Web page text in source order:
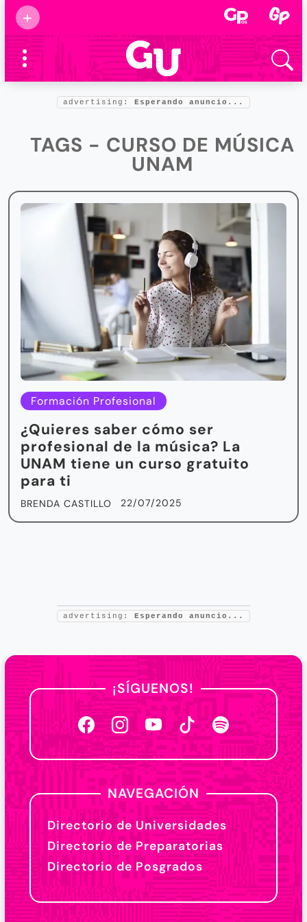
+
Supermamás
2025
Marcas de
confianza
Foro salud
advertising: Esperando anuncio...
TAGS - CURSO DE MÚSICA
UNAM
Formación Profesional
¿Quieres saber cómo ser
profesional de la música? La
UNAM tiene un curso gratuito
para ti
BRENDA CASTILLO 22/07/2025
advertising: Esperando anuncio...
¡SÍGUENOS!
NAVEGACIÓN
Directorio de Universidades
Directorio de Preparatorias
Directorio de Posgrados